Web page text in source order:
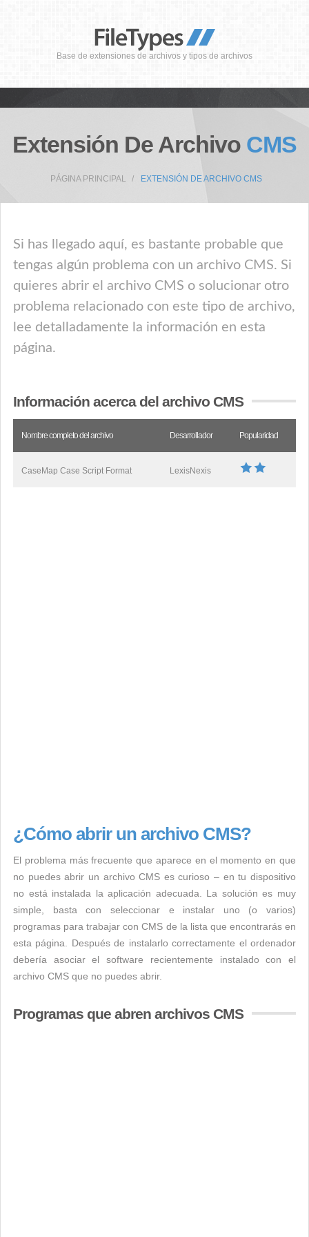
Base de extensiones de archivos y tipos de archivos
Extensión De Archivo CMS
PÁGINA PRINCIPAL EXTENSIÓN DE ARCHIVO CMS
Si has llegado aquí, es bastante probable que
tengas algún problema con un archivo CMS. Si
quieres abrir el archivo CMS o solucionar otro
problema relacionado con este tipo de archivo,
lee detalladamente la información en esta
página.
Información acerca del archivo CMS
Nombre completo del archivo Desarrollador Popularidad
CaseMap Case Script Format LexisNexis
¿Cómo abrir un archivo CMS?
El problema más frecuente que aparece en el momento en que
no puedes abrir un archivo CMS es curioso – en tu dispositivo
no está instalada la aplicación adecuada. La solución es muy
simple, basta con seleccionar e instalar uno (o varios)
programas para trabajar con CMS de la lista que encontrarás en
esta página. Después de instalarlo correctamente el ordenador
debería asociar el software recientemente instalado con el
archivo CMS que no puedes abrir.
Programas que abren archivos CMS